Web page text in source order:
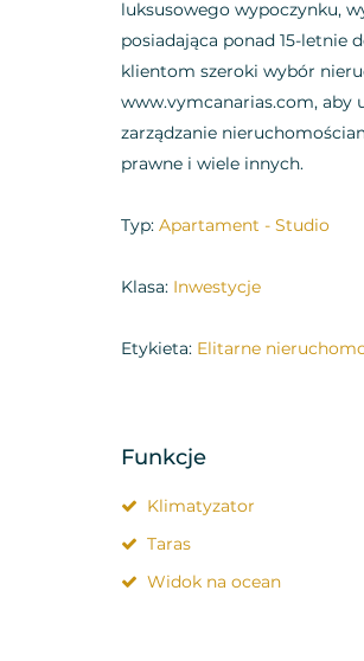
luksusowego wypoczynku,
posiadająca ponad 15-letnie
klientom szeroki wybór
www.vymcanarias.com, aby
zarządzanie
prawne i wiele innych.
Typ: Apartament - Studio
Klasa: Inwestycje
Etykieta: Elitarne
Funkcje
Klimatyzator
Taras
Widok na ocean